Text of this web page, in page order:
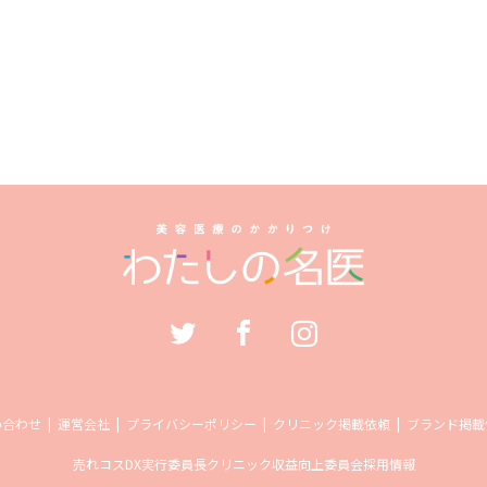
わせ 運営会社 プライバシーポリシー クリニック掲載依頼 ブランド掲
売れコスDX実行委員長クリニック収益向上委員会採用情報